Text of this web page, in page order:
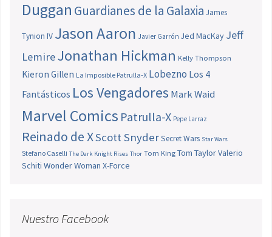
Duggan Guardianes de la Galaxia James
Tynion IV Jason Aaron Javier Garrón Jed MacKay Jeff
LemireJonathan Hickman Kelly Thompson
Kieron Gillen La Imposible Patrulla-X Lobezno Los 4
Fantásticos Los Vengadores Mark Waid
Marvel Comics Patrulla-X Pepe Larraz
Reinado de XScott SnyderSecret Wars Star Wars
Stefano Caselli The Dark Knight Rises Thor Tom King Tom TaylorValerio
Schiti Wonder Woman X-Force
Nuestro Facebook